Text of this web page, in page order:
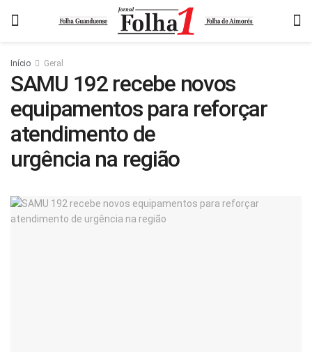
Início Geral
SAMU 192 recebe novos
equipamentos para reforçar
atendimento de
urgência na região